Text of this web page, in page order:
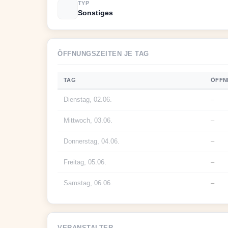
TYP
Sonstiges
ÖFFNUNGSZEITEN JE TAG
TAG
Dienstag, 02.06. –
Mittwoch, 03.06. –
Donnerstag, 04.06. –
Freitag, 05.06. –
Samstag, 06.06. –